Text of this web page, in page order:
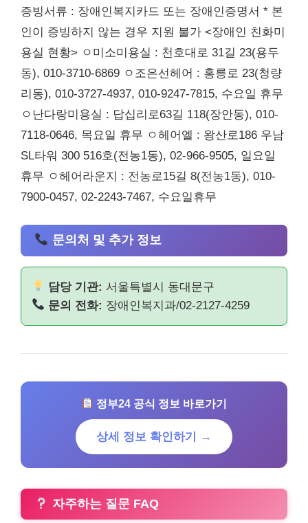
증빙서류 : 장애인복지카드 또는 장애인증명서 * 본
인이 증빙하지 않는 경우 지원 불가 <장애인 친화미
용실 현황> ㅇ미소미용실 : 천호대로 31길 23(용두
동), 010-3710-6869 ㅇ조은선헤어 : 홍릉로 23(청량
리동), 010-3727-4937, 010-9247-7815, 수요일 휴무
ㅇ난다랑미용실 : 답십리로63길 118(장안동), 010-
7118-0646, 목요일 휴무 ㅇ헤어엘 : 왕산로186 우남
SL타워 300 516호(전농1동), 02-966-9505, 일요일
휴무 ㅇ헤어라운지 : 전농로15길 8(전농1동), 010-
7900-0457, 02-2243-7467, 수요일휴무
문의처 및 추가 정보
담당 기관: 서울특별시 동대문구
문의 전화: 장애인복지과/02-2127-4259
정부24 공식 정보 바로가기
상세 정보 확인하기 →
자주하는 질문 FAQ